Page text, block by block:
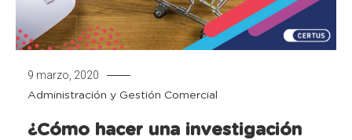
9 marzo, 2020
Administración y Gestión Comercial
¿Cómo hacer una investigación